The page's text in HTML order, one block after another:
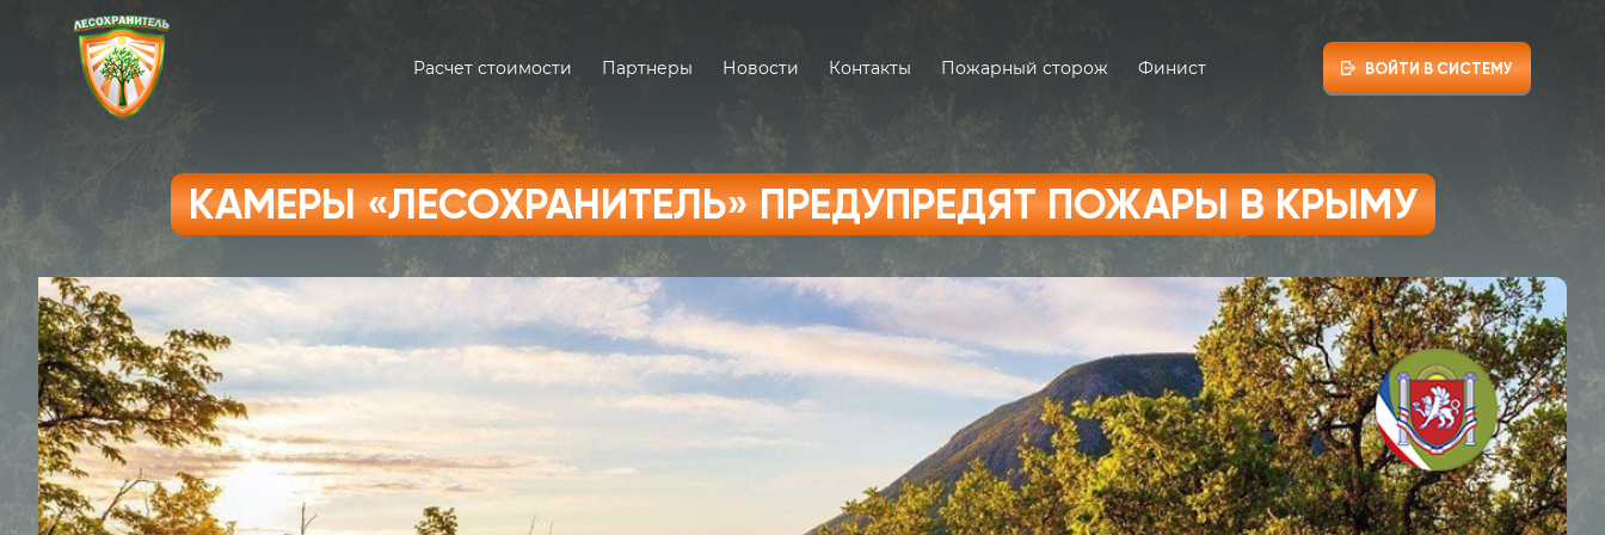
Расчет стоимости Партнеры Новости Контакты Пожарный сторож Финист ВОЙТИ В СИСТЕМУ
КАМЕРЫ «ЛЕСОХРАНИТЕЛЬ» ПРЕДУПРЕДЯТ ПОЖАРЫ В КРЫМУ